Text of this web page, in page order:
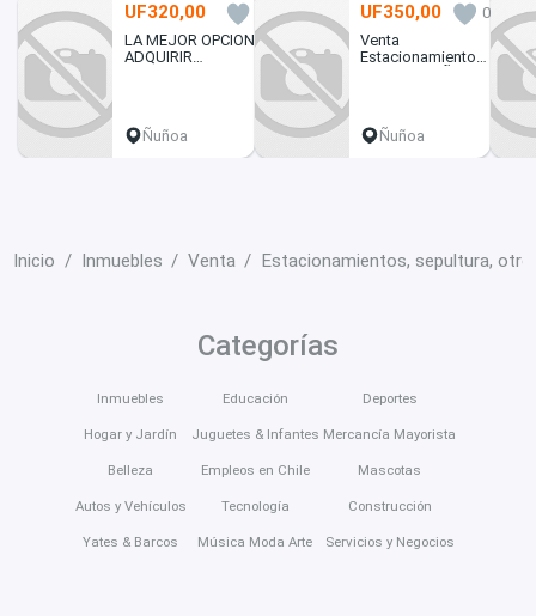
UF320,00
LA MEJOR OPCION
ADQUIRIR
Ñuñoa
UF350,00
0
Venta
Estacionamiento
Ñuñoa
Inicio Inmuebles Venta Estacionamientos, sepultura,
Categorías
Inmuebles
Hogar y Jardín
Belleza
Autos y Vehículos
Yates & Barcos
Educación
Juguetes & Infantes
Empleos en Chile
Tecnología
Música Moda Arte
Deportes
Mercancía Mayorista
Mascotas
Construcción
Servicios y Negocios